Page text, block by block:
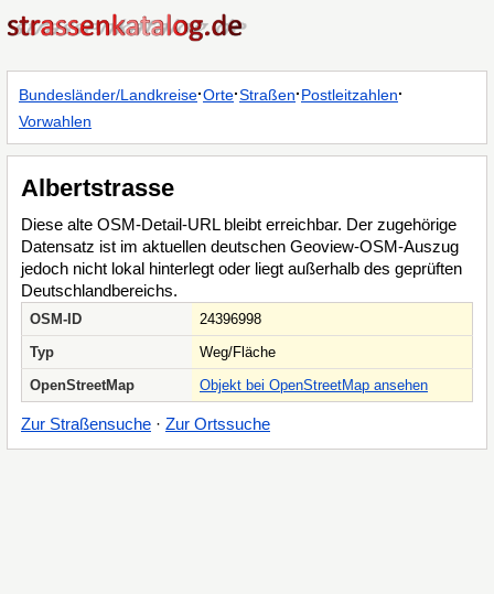
Bundesländer/Landkreise·Orte·Straßen·Postleitzahlen·
Vorwahlen
Albertstrasse
Diese alte OSM-Detail-URL bleibt erreichbar. Der zugehörige
Datensatz ist im aktuellen deutschen Geoview-OSM-Auszug
jedoch nicht lokal hinterlegt oder liegt außerhalb des geprüften
Deutschlandbereichs.
OSM-ID
24396998
Typ
Weg/Fläche
OpenStreetMap
Objekt bei OpenStreetMap ansehen
Zur Straßensuche · Zur Ortssuche